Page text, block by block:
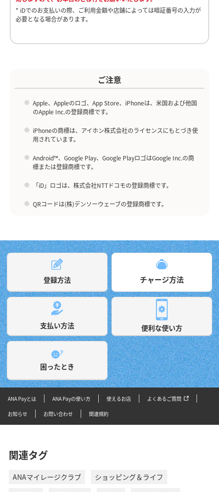
o
1,000円あたり11マイル
ご利用日から1～2ヵ月以内にマイルが積算されます。
家族カードでチャージされた場合、本会員にマイルが貯まります。
ANAカードの中でも、以下のカードはマイル積算の対象外になりま
・ANA法人用カード（一般カード、ワイドカード）*ダイナースクラ
ブカードはマイルの積算対象です。
・提携カード
1,000円ごとのチャージ金額に応じてマイルを積算いたします。999
カード登録の流れ
ホーム画面右下の「チャー
ジ」ボタンをタップしま
す。
「ANAカード」をタップし
ます。
スクロールできます
V
i
d
e
o
スクロールできます
銀行口座（Bank Pay）のチャージ方法
P
l
a
y
y
i
d
e
o
・開始時にカメラデバイスへのアクセス許可が必要です。
・認識できない状態が一定時間経過したり、撮影画像が不鮮明だったり
した場合にはエラーとなり再撮影になり、以降は手動シャッターに切り
ホーム画面下部にある「ア
カウント」ボタンをタップ
ご本人確認の申請状況をご
確認ください。
本人確認手続きのコツ
* iDでのお支払いの際、ご利用金額や店舗によっては暗証番号の入力が
必要となる場合があります。
ご注意
Apple、Appleのロゴ、App Store、iPhoneは、米国および他国
のApple Inc.の登録商標です。
iPhoneの商標は、アイホン株式会社のライセンスにもとづき使
用されています。
Android™、Google Play、Google PlayロゴはGoogle Inc.の商
標または登録商標です。
「iD」ロゴは、株式会社NTTドコモの登録商標です。
QRコードは(株)デンソーウェーブの登録商標です。
登録方法 チャージ方法
支払い方法 便利な使い方
困ったとき
ANA Payとは ANA Payの使い方 使えるお店 よくあるご質問
お知らせ お問い合わせ 関連規約
関連タグ
ANAマイレージクラブ
ショッピング＆ライフ